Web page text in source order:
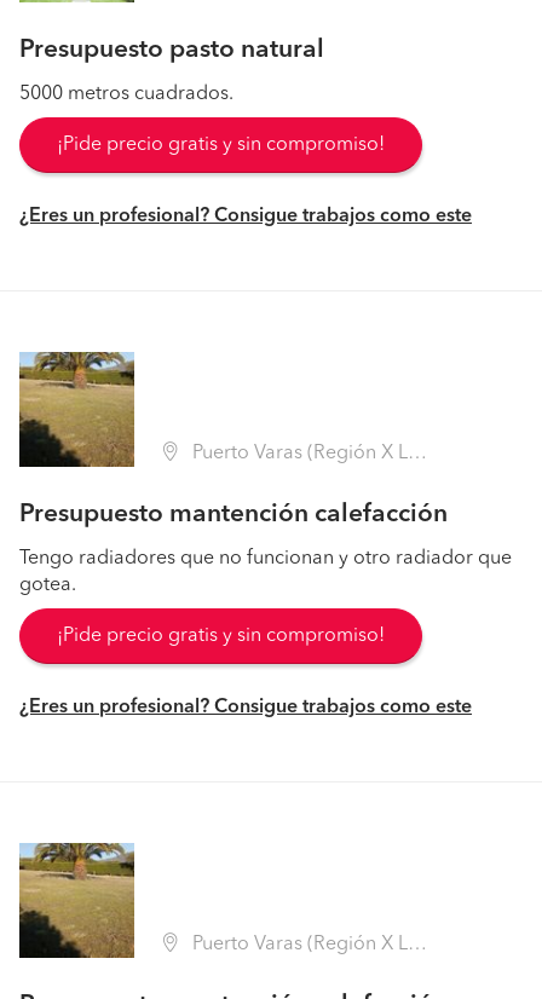
Presupuesto pasto natural
5000 metros cuadrados.
¡Pide precio gratis y sin compromiso!
¿Eres un profesional? Consigue trabajos como este
Puerto Varas (Región X Los Lagos - Llanquihue)
Presupuesto mantención calefacción
Tengo radiadores que no funcionan y otro radiador que
gotea.
¡Pide precio gratis y sin compromiso!
¿Eres un profesional? Consigue trabajos como este
Puerto Varas (Región X Los Lagos - Llanquihue)